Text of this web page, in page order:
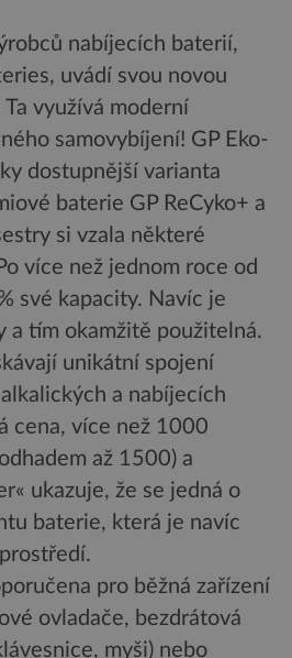
nabíjecích baterií,
uvádí svou novou
Ta využívá moderní
samovybíjení! GP Eko-
dostupnější varianta
baterie GP ReCyko+ a
si vzala některé
více než jednom roce od
své kapacity. Navíc je
a tím okamžitě použitelná.
unikátní spojení
a nabíjecích
cena, více než 1000
až 1500) a
ukazuje, že se jedná o
baterie, která je navíc
pro běžná zařízení
ovladače, bezdrátová
myši) nebo